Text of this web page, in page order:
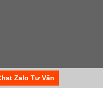
Zalo Tư Vấn
Victoria Arduino Black